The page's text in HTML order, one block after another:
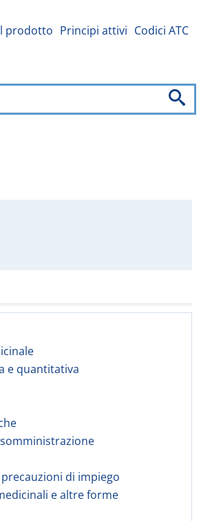
prodotto Principi attivi Codici ATC
e quantitativa
di impiego
e altre forme